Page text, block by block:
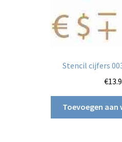
Stencil cijfers
€
Toevoegen aan